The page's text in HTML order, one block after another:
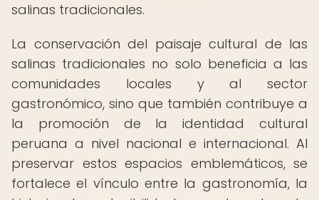
salinas tradicionales.
La conservación del paisaje cultural de las
salinas tradicionales no solo beneficia a las
comunidades locales y al sector
gastronómico, sino que también contribuye a
la promoción de la identidad cultural
peruana a nivel nacional e internacional. Al
preservar estos espacios emblemáticos, se
fortalece el vínculo entre la gastronomía, la